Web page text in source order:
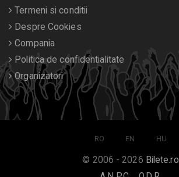
Termeni si conditii
Despre Cookies
Compania
Politica de confidentialitate
Organizatori
RO EN HU
© 2006 - 2026 Bilete.ro